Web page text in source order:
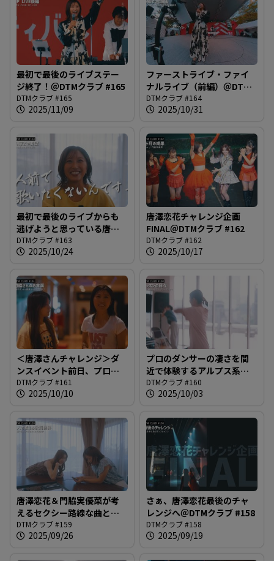
最初で最後のライブステー
ジ終了！＠DTMクラブ #165
DTMクラブ #165
2025/11/09
ファーストライブ・ファイ
ナルライブ（前編）＠DTM
クラブ #164
DTMクラブ #164
2025/10/31
最初で最後のライブからも
逃げようと思っている唐澤
さん＠DTMクラブ #163
DTMクラブ #163
2025/10/24
唐澤恋花チャレンジ企画
FINAL＠DTMクラブ #162
DTMクラブ #162
2025/10/17
＜唐澤さんチャレンジ＞ダ
ンスイベント前日、プロフ
ェッショナルのステージで
唐澤さんは何を思う？＠
DTMクラブ #161
2025/10/10
プロのダンサーの凄さを間
近で体験するアルプス系女
子・唐澤恋花＠DTMクラブ
#160
DTMクラブ #160
2025/10/03
唐澤恋花＆門脇実優菜が考
えるセクシー路線な曲とダ
ンス＠DTMクラブ #159
DTMクラブ #159
2025/09/26
さぁ、唐澤恋花最後のチャ
レンジへ＠DTMクラブ #158
DTMクラブ #158
2025/09/19